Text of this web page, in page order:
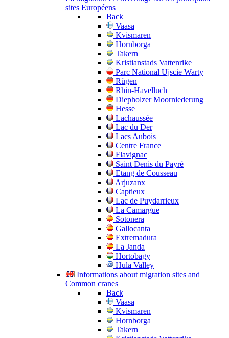
sites Européens
Back
Vaasa
Kvismaren
Hornborga
Takern
Kristianstads Vattenrike
Parc National Ujscie Warty
Rügen
Rhin-Havelluch
Diepholzer Moorniederung
Hesse
Lachaussée
Lac du Der
Lacs Aubois
Centre France
Flavignac
Saint Denis du Payré
Etang de Cousseau
Arjuzanx
Captieux
Lac de Puydarrieux
La Camargue
Sotonera
Gallocanta
Extremadura
La Janda
Hortobagy
Hula Valley
Informations about migration sites and
Common cranes
Back
Vaasa
Kvismaren
Hornborga
Takern